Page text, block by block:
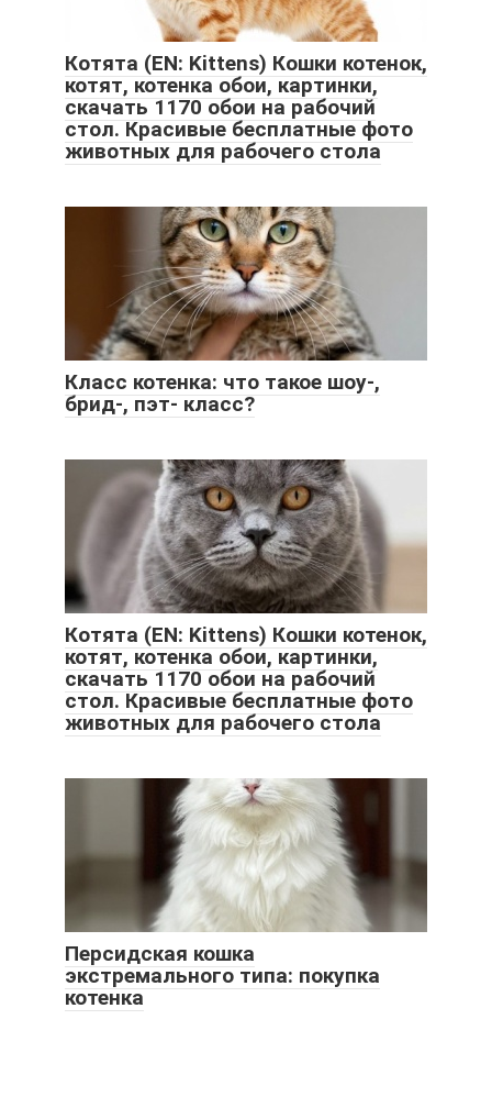
Котята (EN: Kittens) Кошки котенок,
котят, котенка обои, картинки,
скачать 1170 обои на рабочий
стол. Красивые бесплатные фото
животных для рабочего стола
Класс котенка: что такое шоу-,
брид-, пэт- класс?
Котята (EN: Kittens) Кошки котенок,
котят, котенка обои, картинки,
скачать 1170 обои на рабочий
стол. Красивые бесплатные фото
животных для рабочего стола
Персидская кошка
экстремального типа: покупка
котенка